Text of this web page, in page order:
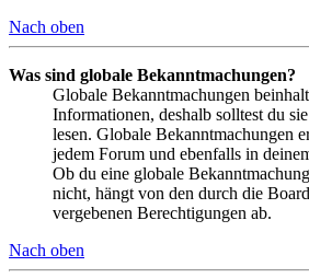
Nach oben
Was sind globale Bekanntmachungen?
Globale Bekanntmachungen
Informationen, deshalb solltest du
lesen. Globale Bekanntmachungen
jedem Forum und ebenfalls in
Ob du eine globale
nicht, hängt von den durch die
vergebenen Berechtigungen ab.
Nach oben